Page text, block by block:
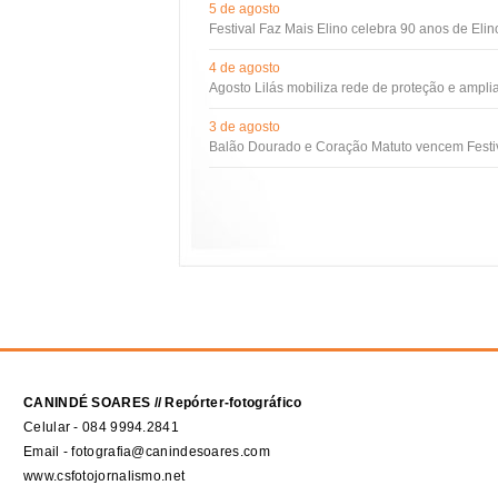
5 de agosto
Festival Faz Mais Elino celebra 90 anos de
4 de agosto
Agosto Lilás mobiliza rede de proteção e
3 de agosto
Balão Dourado e Coração Matuto vencem
CANINDÉ SOARES // Repórter-fotográfico
Celular - 084 9994.2841
Email - fotografia@canindesoares.com
www.csfotojornalismo.net